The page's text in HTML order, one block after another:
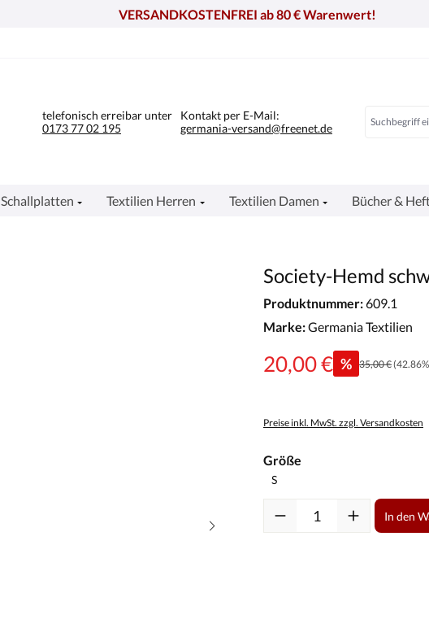
VERSANDKOSTENFREI ab 80 € Warenwert!
telefonisch erreibar unter
0173 77 02 195
Kontakt per E-Mail:
germania-versand@freenet.de
Schallplatten Textilien Herren Textilien Damen Bücher &
Society-Hemd
Produktnummer:609.1
Marke:Germania Textilien
20,00 € % 35,00 €
Preise inkl. MwSt. zzgl. Versandkosten
Größe
Produkt Anzahl: Gib den
In den